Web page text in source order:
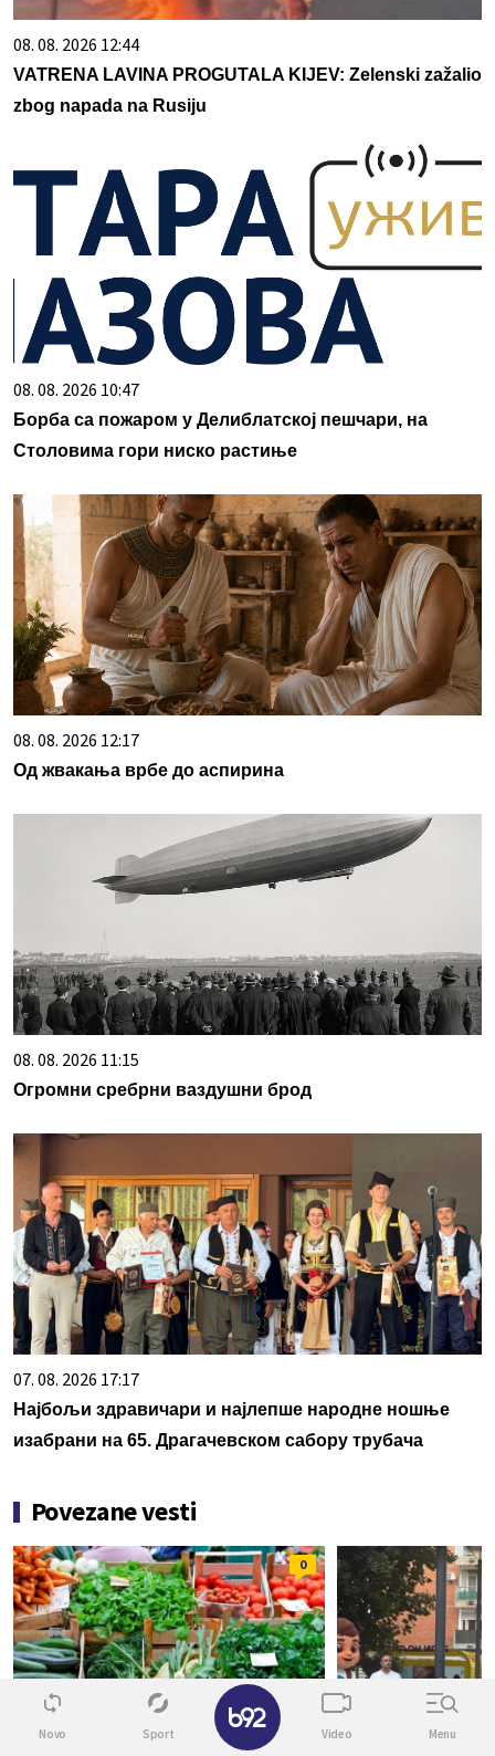
08. 08. 2026 12:44
VATRENA LAVINA PROGUTALA KIJEV: Zelenski zažalio
zbog napada na Rusiju
08. 08. 2026 10:47
Борба са пожаром у Делиблатској пешчари, на
Столовима гори ниско растиње
08. 08. 2026 12:17
Од жвакања врбе до аспирина
08. 08. 2026 11:15
Огромни сребрни ваздушни брод
07. 08. 2026 17:17
Најбољи здравичари и најлепше народне ношње
изабрани на 65. Драгачевском сабору трубача
Povezane vesti
0
Novo Sport Video Menu
✕